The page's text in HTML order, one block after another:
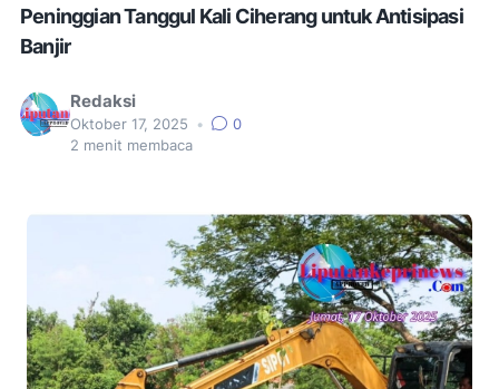
Peninggian Tanggul Kali Ciherang untuk Antisipasi
Banjir
Redaksi
Oktober 17, 2025 •
0
2 menit membaca